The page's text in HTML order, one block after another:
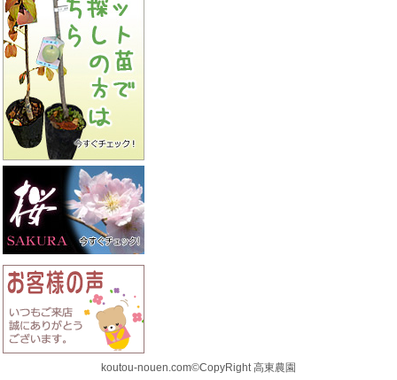
koutou-nouen.com©CopyRight 高東農園